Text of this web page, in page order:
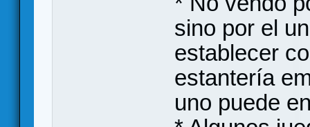
sino por el
establecer
estantería
uno puede